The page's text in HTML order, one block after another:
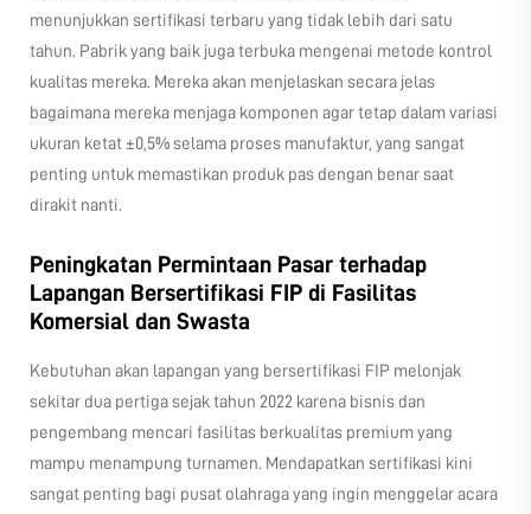
menunjukkan sertifikasi terbaru yang tidak lebih dari satu
tahun. Pabrik yang baik juga terbuka mengenai metode kontrol
kualitas mereka. Mereka akan menjelaskan secara jelas
bagaimana mereka menjaga komponen agar tetap dalam variasi
ukuran ketat ±0,5% selama proses manufaktur, yang sangat
penting untuk memastikan produk pas dengan benar saat
dirakit nanti.
Peningkatan Permintaan Pasar terhadap
Lapangan Bersertifikasi FIP di Fasilitas
Komersial dan Swasta
Kebutuhan akan lapangan yang bersertifikasi FIP melonjak
sekitar dua pertiga sejak tahun 2022 karena bisnis dan
pengembang mencari fasilitas berkualitas premium yang
mampu menampung turnamen. Mendapatkan sertifikasi kini
sangat penting bagi pusat olahraga yang ingin menggelar acara